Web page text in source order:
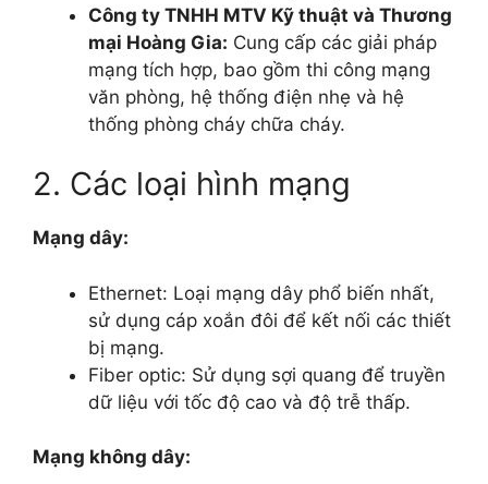
Công ty TNHH MTV Kỹ thuật và Thương
mại Hoàng Gia: Cung cấp các giải pháp
mạng tích hợp, bao gồm thi công mạng
văn phòng, hệ thống điện nhẹ và hệ
thống phòng cháy chữa cháy.
2. Các loại hình mạng
Mạng dây:
Ethernet: Loại mạng dây phổ biến nhất,
sử dụng cáp xoắn đôi để kết nối các thiết
bị mạng.
Fiber optic: Sử dụng sợi quang để truyền
dữ liệu với tốc độ cao và độ trễ thấp.
Mạng không dây: